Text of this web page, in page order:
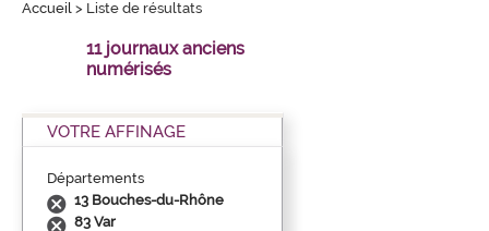
Accueil > Liste de résultats
11 journaux anciens
numérisés
VOTRE AFFINAGE
Départements
13 Bouches-du-Rhône
83 Var